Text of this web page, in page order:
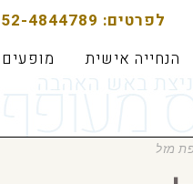
לפרטים: 052-4844789
הנחייה אישית מופעים
מזל